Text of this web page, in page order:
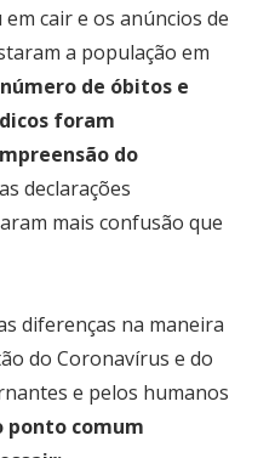
cair e os anúncios de
a população em
número de óbitos e
foram
do
declarações
mais confusão que
diferenças na maneira
do Coronavírus e do
e pelos humanos
ponto comum